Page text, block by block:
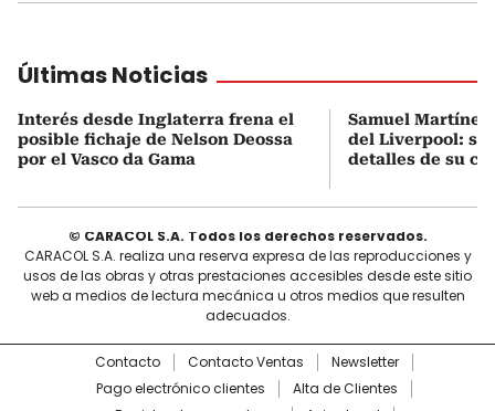
Últimas Noticias
Interés desde Inglaterra frena el
posible fichaje de Nelson Deossa
por el Vasco da Gama
Samuel
del Liverpool:
detalles de su
© CARACOL S.A. Todos los derechos reservados.
CARACOL S.A. realiza una reserva expresa de las reproducciones y
usos de las obras y otras prestaciones accesibles desde este sitio
web a medios de lectura mecánica u otros medios que resulten
adecuados.
Contacto Contacto Ventas
Newsletter
Pago electrónico clientes
Alta de Clientes